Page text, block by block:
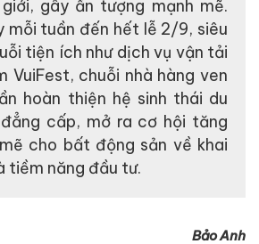
gây ấn tượng mạnh mẽ.
mỗi tuần đến hết lễ 2/9, siêu
tiện ích như dịch vụ vận tải
VuiFest, chuỗi nhà hàng ven
hoàn thiện hệ sinh thái du
cấp, mở ra cơ hội tăng
cho bất động sản về khai
tiềm năng đầu tư.
Bảo Anh